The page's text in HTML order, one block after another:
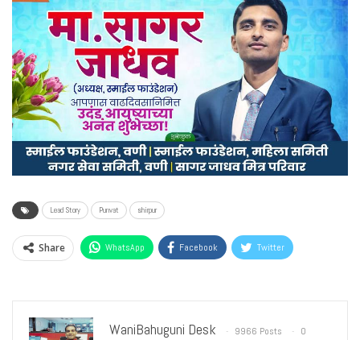
Lead Story Punvat shirpur
Share WhatsApp Facebook Twitter
WaniBahuguni Desk 9966 Posts
0